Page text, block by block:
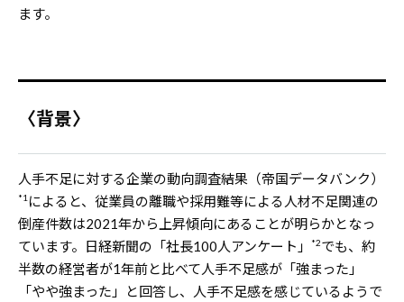
ます。
〈背景〉
人手不足に対する企業の動向調査結果（帝国データバンク）
*1 によると、従業員の離職や採用難等による人材不足関連の
倒産件数は2021年から上昇傾向にあることが明らかとなっ
ています。日経新聞の「社長100人アンケート」
*2でも、約
半数の経営者が1年前と比べて人手不足感が「強まった」
「やや強まった」と回答し、人手不足感を感じているようで